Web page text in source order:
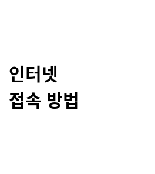
인터넷
접속 방법